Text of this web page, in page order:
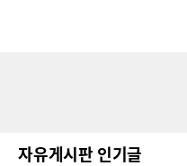
자유게시판 인기글